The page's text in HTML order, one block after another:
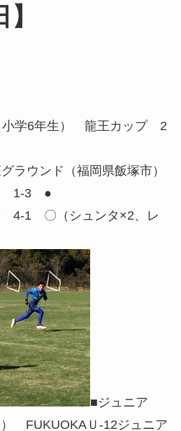
小学6年生） 龍王カップ 2
ラウンド（福岡県飯塚市）
1-3 ●
4-1 〇（シュンタ×2、レ
■ジュニア
） FUKUOKAＵ-12ジュニア